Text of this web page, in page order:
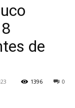
de
0
1396